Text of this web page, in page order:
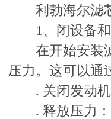
利勃海尔滤
1、闭设备和
在开始安装滤
压力。这可以通
. 关闭发动机
. 释放压力：